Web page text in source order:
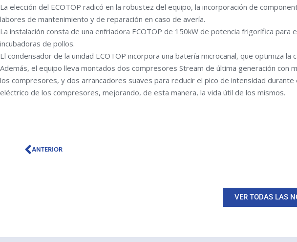
La elección del ECOTOP radicó en la robustez del equipo, la incorporación de
labores de mantenimiento y de reparación en caso de avería.
La instalación consta de una enfriadora ECOTOP de 150kW de potencia frigorífica para
incubadoras de pollos.
El condensador de la unidad ECOTOP incorpora una batería microcanal, que optimiza
Además, el equipo lleva montados dos compresores Stream de última generación con
los compresores, y dos arrancadores suaves para reducir el pico de intensidad
eléctrico de los compresores, mejorando, de esta manera, la vida útil de los mismos.
Ant
ANTERIOR
VER TODAS LAS